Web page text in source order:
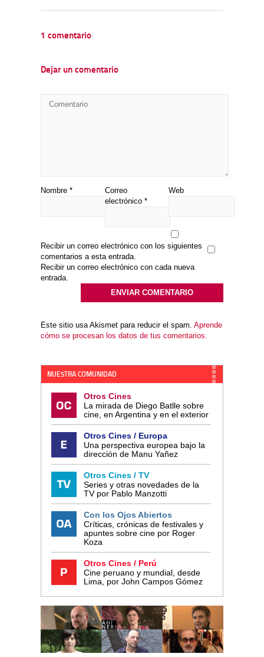
1 comentario
Dejar un comentario
Nombre *
Correo
electrónico *
Web
Recibir un correo electrónico con los siguientes
comentarios a esta entrada.
Recibir un correo electrónico con cada nueva
entrada.
Este sitio usa Akismet para reducir el spam. Aprende
cómo se procesan los datos de tus comentarios.
NUESTRA COMUNIDAD
Otros Cines
La mirada de Diego Batlle sobre
cine, en Argentina y en el exterior
Otros Cines / Europa
Una perspectiva europea bajo la
dirección de Manu Yañez
Otros Cines / TV
Series y otras novedades de la
TV por Pablo Manzotti
Con los Ojos Abiertos
Críticas, crónicas de festivales y
apuntes sobre cine por Roger
Koza
Otros Cines / Perú
Cine peruano y mundial, desde
Lima, por John Campos Gómez